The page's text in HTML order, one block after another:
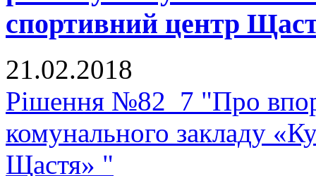
спортивний центр
21.02.2018
Рішення №82_7 "Про
комунального закладу
Щастя» "